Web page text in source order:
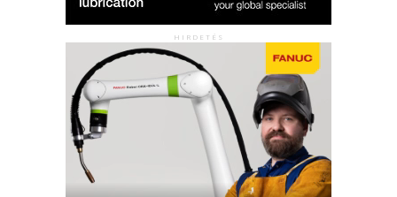
HIRDETÉS